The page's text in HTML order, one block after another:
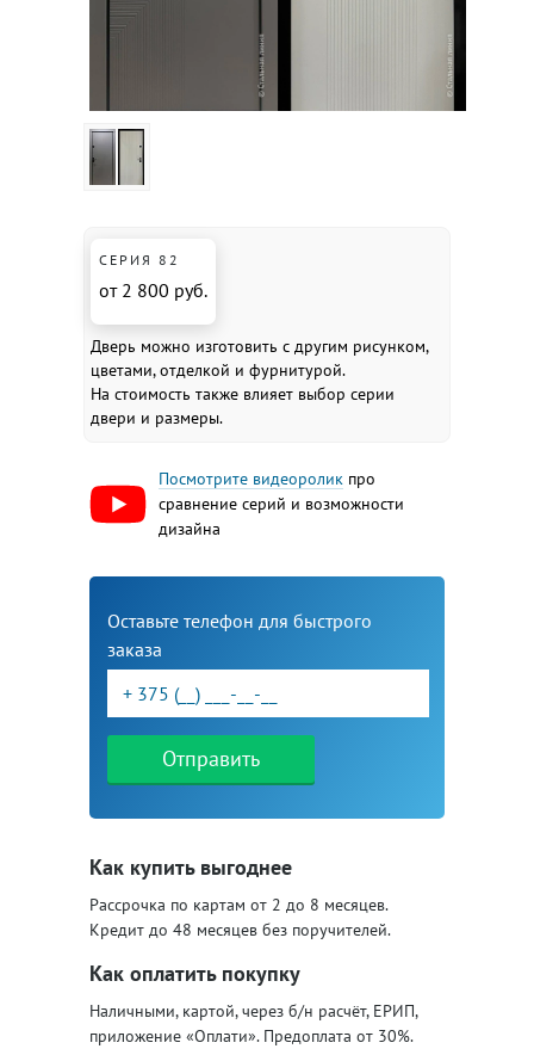
СЕРИЯ 82
от 2 800 руб.
Дверь можно изготовить с другим рисунком,
цветами, отделкой и фурнитурой.
На стоимость также влияет выбор серии
двери и размеры.
Посмотрите видеоролик про
сравнение серий и возможности
дизайна
Оставьте телефон для быстрого
заказа
Отправить
Как купить выгоднее
Рассрочка по картам от 2 до 8 месяцев.
Кредит до 48 месяцев без поручителей.
Как оплатить покупку
Наличными, картой, через б/н расчёт, ЕРИП,
приложение «Оплати». Предоплата от 30%.